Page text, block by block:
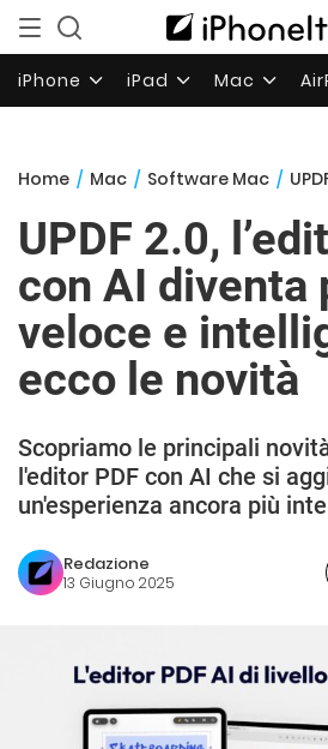
iPhone iPad Mac
Home / Mac / Software Mac / UPDF 2.0,
UPDF 2.0,
con AI diventa
veloce e
ecco le novità
Scopriamo le principali
l'editor PDF con AI che si
un'esperienza ancora più
Redazione
13 Giugno 2025